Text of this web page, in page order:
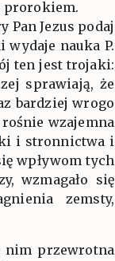
prorokiem.
Jezus podaj
nauka P.
ten jest trojaki:
sprawiają, że
bardziej wrogo
wzajemna
i stronnictwa i
wpływom tych
wzmagało się
zemsty,
nim przewrotna